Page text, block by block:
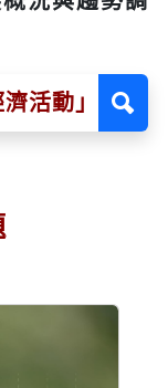
活動」